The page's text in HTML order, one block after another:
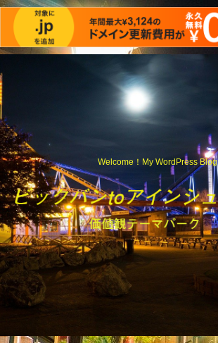
Welcome！My WordPress Blog